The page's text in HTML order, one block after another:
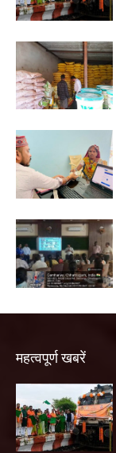
महत्वपूर्ण खबरें